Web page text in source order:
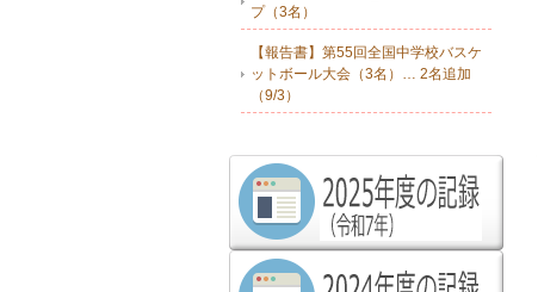
プ（3名）
【報告書】第55回全国中学校バスケ
ットボール大会（3名）… 2名追加
（9/3）